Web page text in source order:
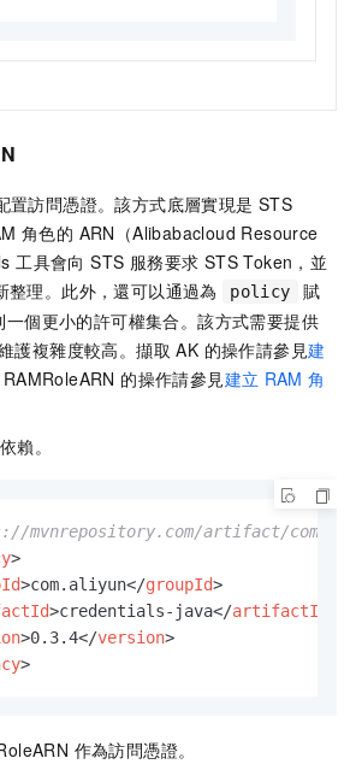
置訪問憑證。該方式底層實現是 STS
角色的 ARN（Alibabacloud Resource
工具會向 STS 服務要求 STS Token，並
整理。此外，還可以通過為
policy
賦
個更小的許可權集合。該方式需要提供
護複雜度較高。擷取 AK 的操作請參見建
的操作請參見建立 RAM 角
賴。
mvnrepository.com/artifact/
>
>com.aliyun</groupId>
>credentials-java</artifactId
>0.3.4</version>
>
作為訪問憑證。